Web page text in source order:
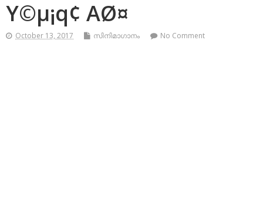
Y©µ¡q¢ AØ¤
October 13, 2017 സിനിമാഗാനം No Comment